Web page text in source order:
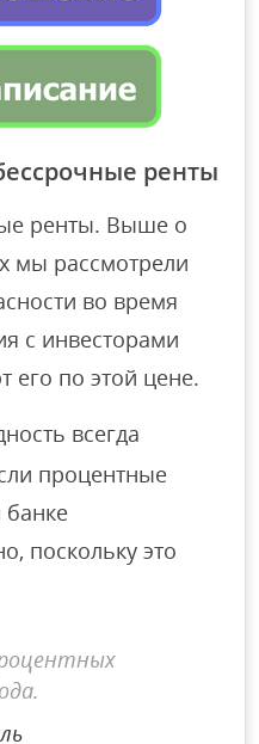
ренты
ренты. Выше о
мы рассмотрели
во время
с инвесторами
его по этой цене.
всегда
процентные
поскольку это